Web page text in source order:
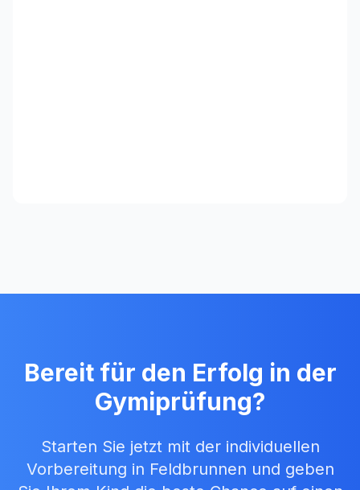
Bereit für den Erfolg in der
Gymiprüfung?
Starten Sie jetzt mit der individuellen
Vorbereitung in Feldbrunnen und geben